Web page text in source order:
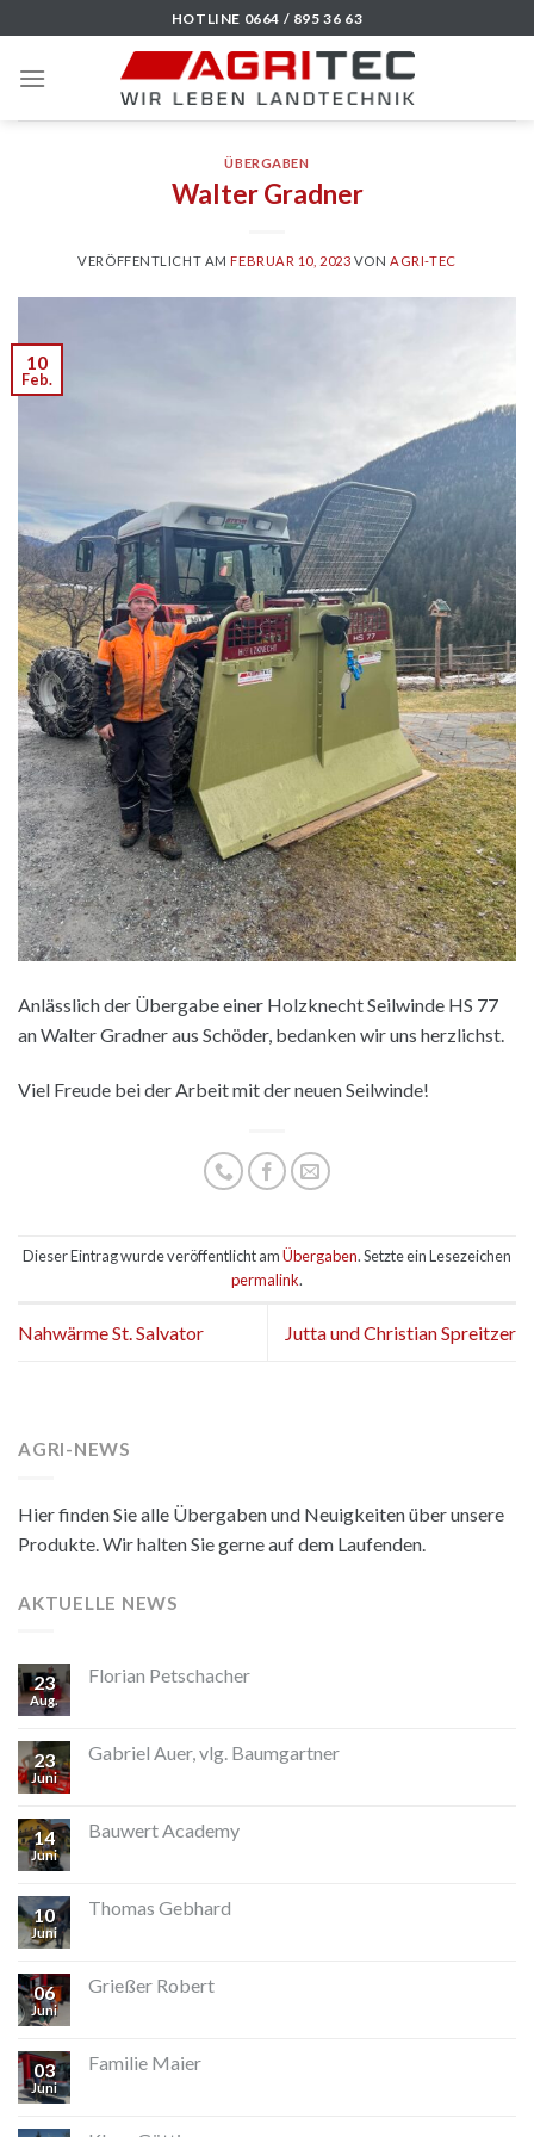
to
content
HOTLINE 0664 / 895 36 63
ÜBERGABEN
Walter Gradner
VERÖFFENTLICHT AMFEBRUAR 10, 2023 VON AGRI-TEC
10
Feb.
Anlässlich der Übergabe einer Holzknecht Seilwinde HS 77
an Walter Gradner aus Schöder, bedanken wir uns herzlichst.
Viel Freude bei der Arbeit mit der neuen Seilwinde!
Dieser Eintrag wurde veröffentlicht amÜbergaben. Setzte ein Lesezeichen
permalink.
Nahwärme St. Salvator Jutta und Christian Spreitzer
AGRI-NEWS
Hier finden Sie alle Übergaben und Neuigkeiten über unsere
Produkte. Wir halten Sie gerne auf dem Laufenden.
AKTUELLE NEWS
23
Aug.
Florian Petschacher
23
Juni
Gabriel Auer, vlg. Baumgartner
14
Juni
Bauwert Academy
10
Juni
Thomas Gebhard
06
Juni
Grießer Robert
03
Juni
Familie Maier